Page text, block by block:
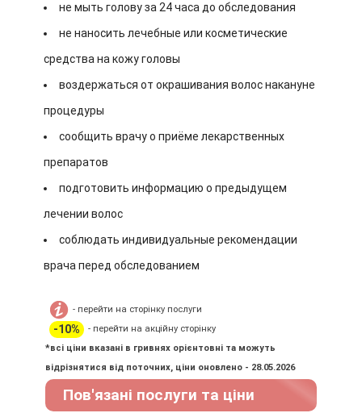
не мыть голову за 24 часа до обследования
не наносить лечебные или косметические
средства на кожу головы
воздержаться от окрашивания волос накануне
процедуры
сообщить врачу о приёме лекарственных
препаратов
подготовить информацию о предыдущем
лечении волос
соблюдать индивидуальные рекомендации
врача перед обследованием
- перейти на сторінку послуги
-10%
- перейти на акційну сторінку
*всі ціни вказані в гривнях орієнтовні та можуть
відрізнятися від поточних, ціни оновлено - 28.05.2026
Пов'язані послуги та ціни